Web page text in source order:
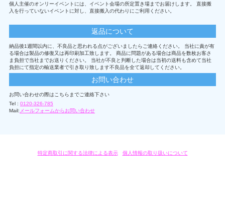
個人主催のオンリーイベントには、イベント会場の所定置き場までお届けします。 直接搬
入を行っていないイベントに対し、直接搬入の代わりにご利用ください。
返品について
納品後1週間以内に、不良品と思われる点がございましたらご連絡ください。 当社に責が有
る場合は製品の修復又は再印刷加工致します。 商品に問題がある場合は商品を数枚お客さ
ま負担で当社までお送りください。 当社が不良と判断した場合は当初の送料も含めて当社
負担にて指定の輸送業者で引き取り致します不良品を全て返却してください。
お問い合わせ
お問い合わせの際はこちらまでご連絡下さい
Tel : 0120-326-785
Mail: メールフォームからお問い合わせ
特定商取引に関する法律による表示/ 個人情報の取り扱いについて